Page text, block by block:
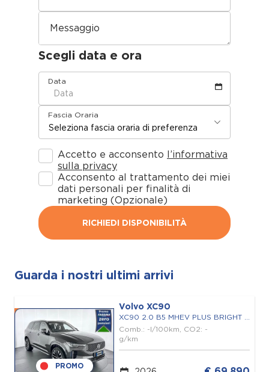
Messaggio
Scegli data e ora
Data
Fascia Oraria
Accetto e acconsento l’informativa
sulla privacy
Acconsento al trattamento dei miei
dati personali per finalità di
marketing (Opzionale)
RICHIEDI DISPONIBILITÀ
Guarda i nostri ultimi arrivi
PROMO
Volvo XC90
XC90 2.0 B5 MHEV PLUS BRIGHT AWD 7P.TI AUTO
Comb.: -l/100km, CO2: -
g/km